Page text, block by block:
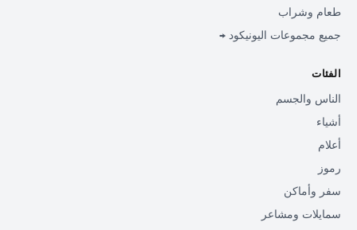
طعام وشراب
جميع مجموعات اليونيكود →
الفئات
الناس والجسم
أشياء
أعلام
رموز
سفر وأماكن
سمايلات ومشاعر